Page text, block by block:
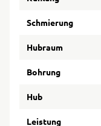
Schmierung
Hubraum
Bohrung
Hub
Leistung